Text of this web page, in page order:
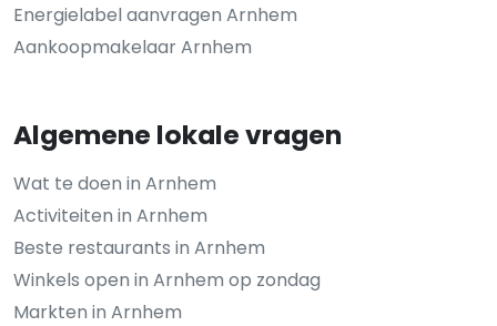
Energielabel aanvragen Arnhem
Aankoopmakelaar Arnhem
Algemene lokale vragen
Wat te doen in Arnhem
Activiteiten in Arnhem
Beste restaurants in Arnhem
Winkels open in Arnhem op zondag
Markten in Arnhem